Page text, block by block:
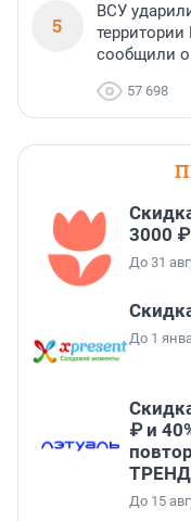
5
ВСУ
сообщили
57 698
3000
До 31
До 1
₽ и
ТРЕНД
До 15